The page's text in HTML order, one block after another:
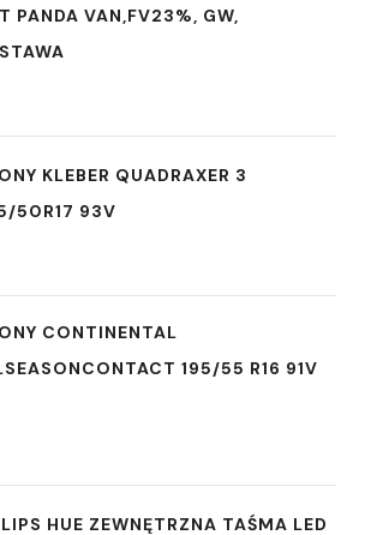
PANDA VAN,FV23%, GW,
KLEBER QUADRAXER 3
50R17 93V
CONTINENTAL
195/55 R16 91V
HUE ZEWNĘTRZNA TAŚMA LED